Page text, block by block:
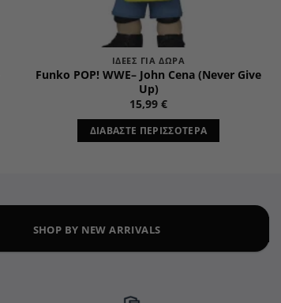
ΙΔΈΕΣ ΓΙΑ ΔΏΡΑ
Funko POP! WWE– John Cena (Never Give
Up)
15,99 €
ΔΙΑΒΆΣΤΕ ΠΕΡΙΣΣΌΤΕΡΑ
SHOP BY NEW ARRIVALS